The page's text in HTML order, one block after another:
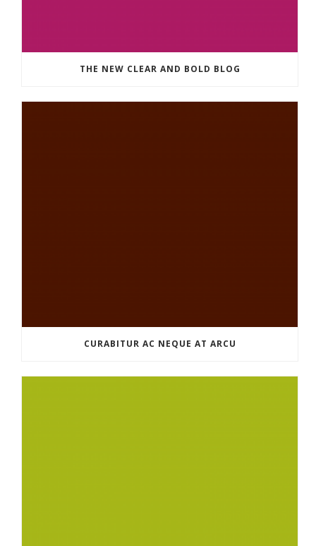
THE NEW CLEAR AND BOLD BLOG
CURABITUR AC NEQUE AT ARCU